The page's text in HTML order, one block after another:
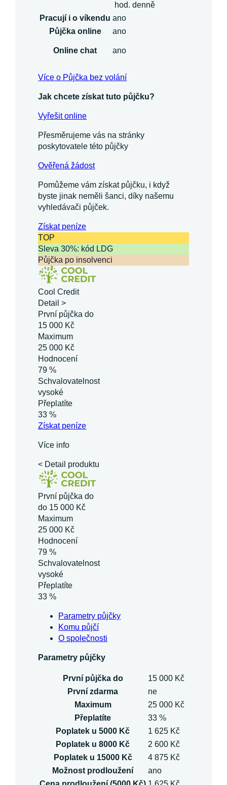
hod. denně
Pracují i o víkendu ano
Půjčka online
ano
Online chat ano
Více o Půjčka bez volání
Jak chcete získat tuto půjčku?
Vyřešit online
Přesměrujeme vás na stránky
poskytovatele této půjčky
Ověřená žádost
Pomůžeme vám získat půjčku, i když
byste jinak neměli šanci, díky našemu
vyhledávači půjček.
Získatpeníze
TOP
Sleva 30%: kód LDG
Půjčka po insolvenci
Cool Credit
Detail >
První půjčka do
15 000 Kč
Maximum
25 000 Kč
Hodnocení
79 %
Schvalovatelnost
vysoké
Přeplatíte
33 %
Získatpeníze
Více info
< Detail produktu
První půjčka do
do 15 000 Kč
Maximum
25 000 Kč
Hodnocení
79 %
Schvalovatelnost
vysoké
Přeplatíte
33 %
Parametry půjčky
Komu půjčí
O společnosti
Parametry půjčky
První půjčka do
15 000 Kč
První zdarma
ne
Maximum
25 000 Kč
Přeplatíte
33 %
Poplatek u 5000 Kč
1 625 Kč
Poplatek u 8000 Kč
2 600 Kč
Poplatek u 15000 Kč
4 875 Kč
Možnost prodloužení
ano